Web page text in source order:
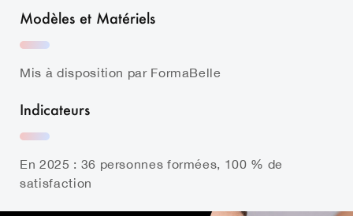
Modèles et Matériels
Mis à disposition par FormaBelle
Indicateurs
En 2025 : 36 personnes formées, 100 % de
satisfaction